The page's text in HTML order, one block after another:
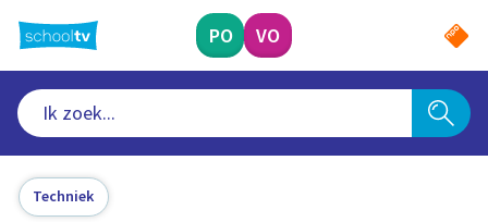
naar
hoofdinhoud
PO VO
Techniek